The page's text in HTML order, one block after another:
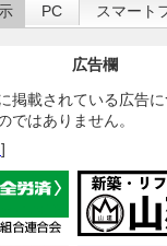
PC スマート
広告欄
掲載されている広告
ではありません。
]